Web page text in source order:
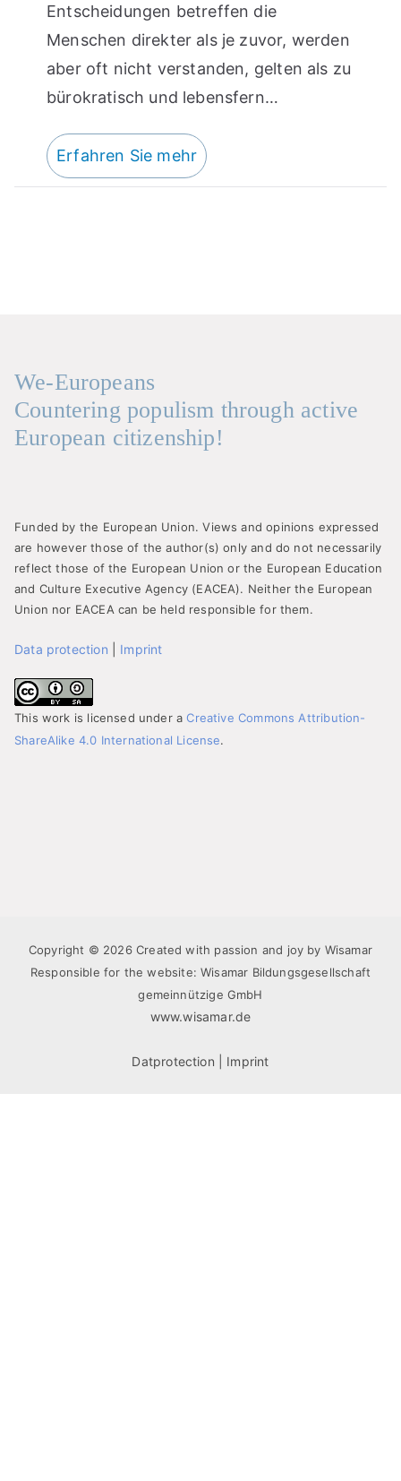
Entscheidungen betreffen die
Menschen direkter als je zuvor, werden
aber oft nicht verstanden, gelten als zu
bürokratisch und lebensfern…
Erfahren Sie mehr
We-Europeans
Countering populism through active
European citizenship!
Funded by the European Union. Views and opinions expressed
are however those of the author(s) only and do not necessarily
reflect those of the European Union or the European Education
and Culture Executive Agency (EACEA). Neither the European
Union nor EACEA can be held responsible for them.
Data protection Imprint
This work is licensed under aCreative Commons Attribution-
ShareAlike 4.0 International License.
Copyright © 2026 Created with passion and joy by Wisamar
Responsible for the website: Wisamar Bildungsgesellschaft
gemeinnützige GmbH
www.wisamar.de
Datprotection Imprint